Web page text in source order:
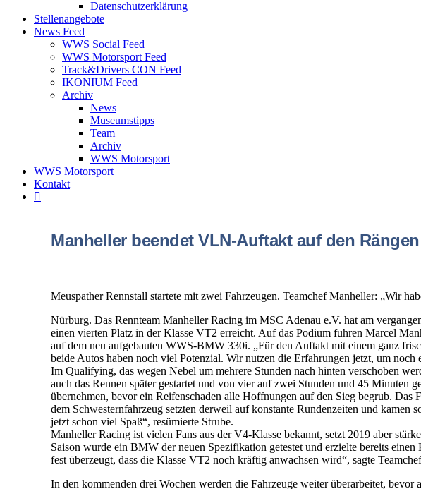
Datenschutzerklärung
Stellenangebote
News Feed
WWS Social Feed
WWS Motorsport Feed
Track&Drivers CON Feed
IKONIUM Feed
Archiv
News
Museumstipps
Team
Archiv
WWS Motorsport
WWS Motorsport
Kontakt
Manheller beendet VLN-Auftakt auf den
Meuspather Rennstall startete mit zwei Fahrzeugen. Teamchef Manheller: „Wir
Nürburg. Das Rennteam Manheller Racing im MSC Adenau e.V. hat am
einen vierten Platz in der Klasse VT2 erreicht. Auf das Podium fuhren Marcel
auf dem neu aufgebauten WWS-BMW 330i. „Für den Auftakt mit einem ganz
beide Autos haben noch viel Potenzial. Wir nutzen die Erfahrungen jetzt, um
Im Qualifying, das wegen Nebel um mehrere Stunden nach hinten verschoben
auch das Rennen später gestartet und von vier auf zwei Stunden und 45
übernehmen, bevor ein Reifenschaden alle Hoffnungen auf den Sieg begrub.
dem Schwesternfahrzeug setzten derweil auf konstante Rundenzeiten und
jetzt schon viel Spaß“, resümierte Strube.
Manheller Racing ist vielen Fans aus der V4-Klasse bekannt, setzt 2019 aber
Saison wurde ein BMW der neuen Spezifikation getestet und erzielte bereits
fest überzeugt, dass die Klasse VT2 noch kräftig anwachsen wird“, sagte
In den kommenden drei Wochen werden die Fahrzeuge weiter überarbeitet,